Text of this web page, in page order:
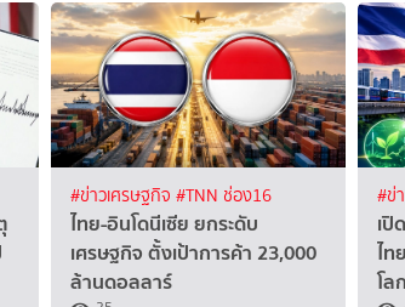
#ข่าวเศรษฐกิจ #TNN ช่อง16
ไทย-อินโดนีเซีย ยกระดับ
เศรษฐกิจ ตั้งเป้าการค้า 23,000
ล้านดอลลาร์
#ข่
เ
ไท
โล